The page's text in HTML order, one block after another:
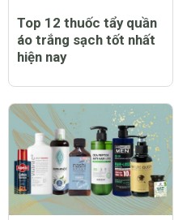
Trẻ bị sởi có biểu hiện
như thế nào?